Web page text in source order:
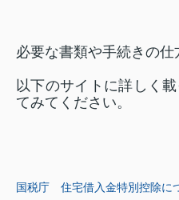
必要な書類や手続きの仕
以下のサイトに詳しく
てみてください。
国税庁 住宅借入金特別控除に